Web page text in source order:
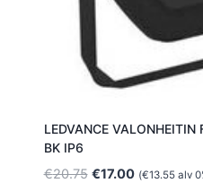
LEDVANCE
BK IP6
€20.75 Alkuperäinen
€17.00Nykyinen
(€13.55alv